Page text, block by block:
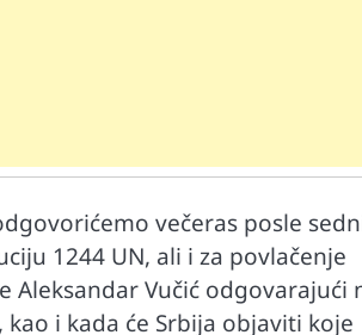
večeras posle
1244 UN, ali i za povlačenje
Aleksandar Vučić odgovarajući
i kada će Srbija objaviti koje
poslastice, ali umereno!